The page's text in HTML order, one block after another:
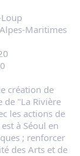
Maritimes
création de
de "La Rivière
les actions de
à Séoul en
; renforcer
des Arts et de